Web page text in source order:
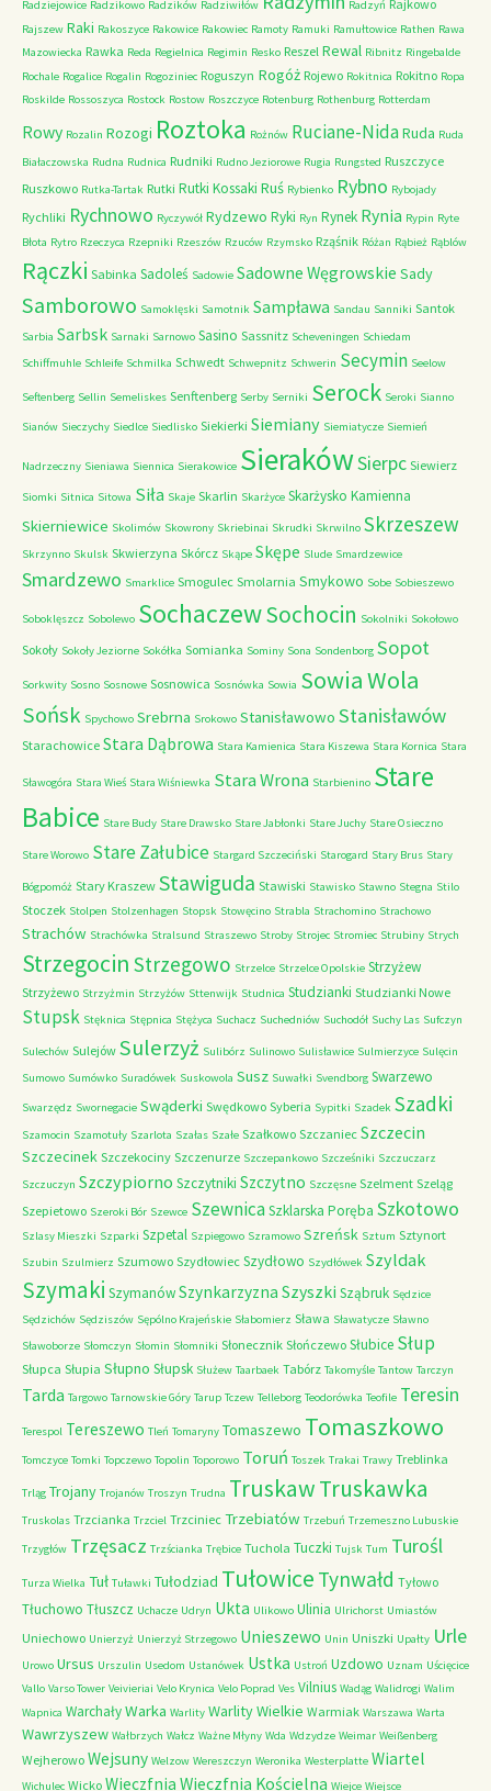
Radziejowice Radzikowo Radzików Radziwiłów Radzyń Rajkowo
Rajszew Raki Rakoszyce Rakowice Rakowiec Ramoty Ramuki Ramułtowice Rathen Rawa
Mazowiecka Rawka Reda Regielnica Regimin Resko Reszel Rewal Ribnitz Ringebalde
Rochale Rogalice Rogalin Rogoziniec Roguszyn Rogóż Rojewo Rokitnica Rokitno Ropa
Roskilde Rossoszyca Rostock Rostow Roszczyce Rotenburg Rothenburg Rotterdam
Rowy Rozalin Rozogi Roztoka Rożnów Ruciane-NidaRuda Ruda
Białaczowska Rudna Rudnica Rudniki Rudno Jeziorowe Rugia Rungsted Ruszczyce
Ruszkowo Rutka-Tartak Rutki Rutki Kossaki Ruś Rybienko Rybno Rybojady
Rychliki Rychnowo Ryczywół Rydzewo Ryki Ryn Rynek Rynia Rypin Ryte
Błota Rytro Rzeczyca Rzepniki Rzeszów Rzuców Rzymsko Rząśnik Różan Rąbież Rąblów
Rączki Sabinka Sadoleś Sadowie Sadowne Węgrowskie Sady
Samborowo Samoklęski Samotnik Sampława Sandau Sanniki Santok
Sarbia Sarbsk Sarnaki Sarnowo Sasino Sassnitz Scheveningen Schiedam
Schiffmuhle Schleife Schmilka Schwedt Schwepnitz Schwerin Secymin Seelow
Seftenberg Sellin Semeliskes Senftenberg Serby Serniki Serock Seroki Sianno
Sianów Sieczychy Siedlce Siedlisko Siekierki Siemiany Siemiatycze Siemień
Nadrzeczny Sieniawa Siennica Sierakowice SierakówSierpc Siewierz
Siomki Sitnica Sitowa Siła Skaje Skarlin Skarżyce Skarżysko Kamienna
Skierniewice Skolimów Skowrony Skriebinai Skrudki Skrwilno Skrzeszew
Skrzynno Skulsk Skwierzyna Skórcz Skąpe Skępe Slude Smardzewice
Smardzewo Smarklice Smogulec Smolarnia Smykowo Sobe Sobieszewo
Soboklęszcz Sobolewo SochaczewSochocin Sokolniki Sokołowo
Sokoły Sokoły Jeziorne Sokółka Somianka Sominy Sona Sondenborg Sopot
Sorkwity Sosno Sosnowe Sosnowica Sosnówka Sowia Sowia Wola
Sońsk Spychowo Srebrna Srokowo Stanisławowo Stanisławów
Starachowice Stara Dąbrowa Stara Kamienica Stara Kiszewa Stara Kornica Stara
Sławogóra Stara Wieś Stara Wiśniewka Stara Wrona Starbienino Stare
Babice Stare Budy Stare Drawsko Stare Jabłonki Stare Juchy Stare Osieczno
Stare Worowo Stare Załubice Stargard Szczeciński Starogard Stary Brus Stary
Bógpomóż Stary Kraszew Stawiguda Stawiski Stawisko Stawno Stegna Stilo
Stoczek Stolpen Stolzenhagen Stopsk Stowęcino Strabla Strachomino Strachowo
Strachów Strachówka Stralsund Straszewo Stroby Strojec Stromiec Strubiny Strych
Strzegocin Strzegowo Strzelce Strzelce Opolskie Strzyżew
Strzyżewo Strzyżmin Strzyżów Sttenwijk Studnica Studzianki Studzianki Nowe
Stupsk Stęknica Stępnica Stężyca Suchacz Suchedniów Suchodół Suchy Las Sufczyn
Sulechów Sulejów Sulerzyż Sulibórz Sulinowo Sulisławice Sulmierzyce Sulęcin
Sumowo Sumówko Suradówek Suskowola Susz Suwałki Svendborg Swarzewo
Swarzędz Swornegacie Swąderki Swędkowo Syberia Sypitki Szadek Szadki
Szamocin Szamotuły Szarlota Szałas Szałe Szałkowo Szczaniec Szczecin
Szczecinek Szczekociny Szczenurze Szczepankowo Szcześniki Szczuczarz
Szczuczyn Szczypiorno Szczytniki Szczytno Szczęsne Szelment Szeląg
Szepietowo Szeroki Bór Szewce SzewnicaSzklarska Poręba Szkotowo
Szlasy Mieszki Szparki Szpetal Szpiegowo Szramowo Szreńsk Sztum Sztynort
Szubin Szulmierz Szumowo Szydłowiec Szydłowo Szydłówek Szyldak
Szymaki SzymanówSzynkarzyzna Szyszki Sząbruk Sędzice
Sędzichów Sędziszów Sępólno Krajeńskie Słabomierz Sława Sławatycze Sławno
Sławoborze Słomczyn Słomin Słomniki Słonecznik Słończewo Słubice Słup
Słupca Słupia Słupno Słupsk Służew Taarbaek Tabórz Takomyśle Tantow Tarczyn
Tarda Targowo Tarnowskie Góry Tarup Tczew Telleborg Teodorówka Teofile Teresin
Terespol Tereszewo Tleń Tomaryny Tomaszewo Tomaszkowo
Tomczyce Tomki Topczewo Topolin Toporowo Toruń Toszek Trakai Trawy Treblinka
Trląg Trojany Trojanów Troszyn Trudna TruskawTruskawka
Truskolas Trzcianka Trzciel Trzciniec Trzebiatów Trzebuń Trzemeszno Lubuskie
Trzygłów Trzęsacz Trzścianka Trębice Tuchola Tuczki Tujsk Tum Turośl
Turza Wielka Tuł Tuławki Tułodziad Tułowice Tynwałd Tyłowo
Tłuchowo Tłuszcz Uchacze Udryn Ukta Ulikowo Ulinia Ulrichorst Umiastów
Uniechowo Unierzyż Unierzyż Strzegowo Unieszewo Unin Uniszki Upałty Urle
Urowo Ursus Urszulin Usedom Ustanówek Ustka Ustroń Uzdowo Uznam Uścięcice
Vallo Varso Tower Veivieriai Velo Krynica Velo Poprad Ves Vilnius Wadąg Walidrogi Walim
Wapnica WarchałyWarka Warlity Warlity Wielkie Warmiak Warszawa Warta
Wawrzyszew Wałbrzych Wałcz Ważne Młyny Wda Wdzydze Weimar Weißenberg
Wejherowo Wejsuny Welzow Wereszczyn Weronika Westerplatte Wiartel
Wichulec Wicko Wieczfnia Wieczfnia Kościelna Wiejce Wiejsce